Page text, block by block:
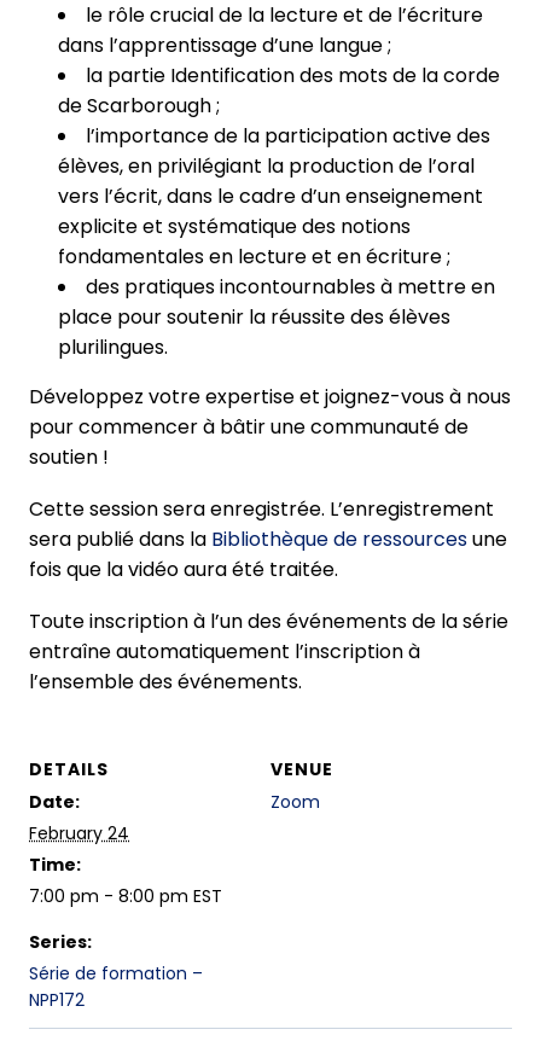
le rôle crucial de la lecture et de l’écriture
dans l’apprentissage d’une langue ;
la partie Identification des mots de la corde
de Scarborough ;
l’importance de la participation active des
élèves, en privilégiant la production de l’oral
vers l’écrit, dans le cadre d’un enseignement
explicite et systématique des notions
fondamentales en lecture et en écriture ;
des pratiques incontournables à mettre en
place pour soutenir la réussite des élèves
plurilingues.
Développez votre expertise et joignez-vous à nous
pour commencer à bâtir une communauté de
soutien !
Cette session sera enregistrée. L’enregistrement
sera publié dans la Bibliothèque de ressourcesune
fois que la vidéo aura été traitée.
Toute inscription à l’un des événements de la série
entraîne automatiquement l’inscription à
l’ensemble des événements.
DETAILS
Date:
February 24
Time:
7:00 pm - 8:00 pm EST
Series:
Série de formation –
NPP172
VENUE
Zoom